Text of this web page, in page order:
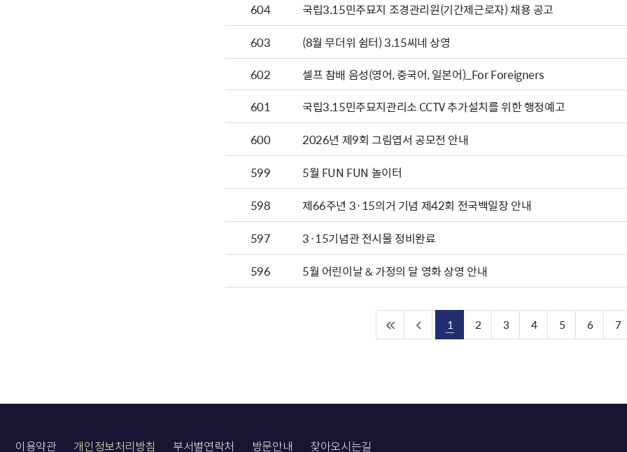
604
국립3.15민주묘지 조경관리원(기간제근로자) 채용 공고
603
(8월 무더위 쉼터) 3.15씨네 상영
602
셀프 참배 음성(영어, 중국어, 일본어)_For Foreigners
601
국립3.15민주묘지관리소 CCTV 추가설치를 위한 행정예고
600
2026년 제9회 그림엽서 공모전 안내
599
5월 FUN FUN 놀이터
598
제66주년 3·15의거 기념 제42회 전국백일장 안내
597
3·15기념관 전시물 정비완료
596
5월 어린이날 & 가정의 달 영화 상영 안내
1 2 3 4 5 6 7
이용약관 개인정보처리방침 부서별연락처 방문안내 찾아오시는길